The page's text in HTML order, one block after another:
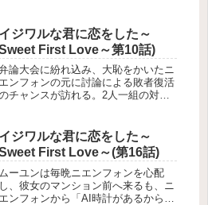
イジワルな君に恋をした～
First Love～第10話)
論大会に紛れ込み、大恥をかいたニ
エンフォンの元に討論による敗者復活
チャンスが訪れる。2人一組の対戦
やはりムーユンだった。ニエンフォン
はチンシュエに招待され誕生日のパー
ィーに出席する。そこでチンシュエ
から聞かされたのは、両親の死にまつ
わる思いも寄らない真相だった。
イジワルな君に恋をした～
First Love～(第16話)
ムーユンは毎晩ニエンフォンを心配
し、彼女のマンション前へ来るも、ニ
エンフォンから「AI時計があるから大